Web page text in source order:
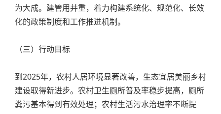
为大成。建管用并重，着力构建系统化、规范化、长效
化的政策制度和工作推进机制。
（三）行动目标
到2025年，农村人居环境显著改善，生态宜居美丽乡村
建设取得新进步。农村卫生厕所普及率稳步提高，厕所
粪污基本得到有效处理；农村生活污水治理率不断提